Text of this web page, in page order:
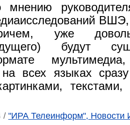
мнению
уже
будут
на всех языках
текстами,
/ "ИРА Телеинформ", Новости